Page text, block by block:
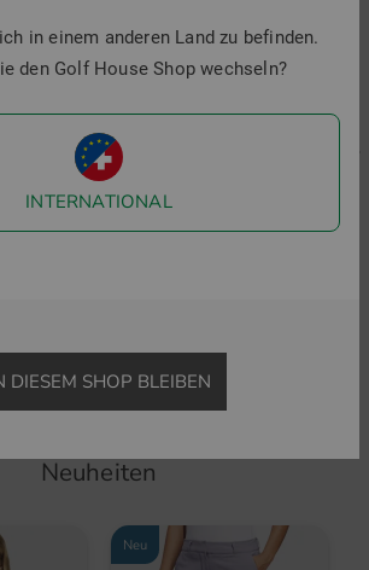
in: Sonstiges Material
Neuheiten
Neu
in einem anderen Land zu befinden.
den Golf House Shop wechseln?
INTERNATIONAL
DIESEM SHOP BLEIBEN